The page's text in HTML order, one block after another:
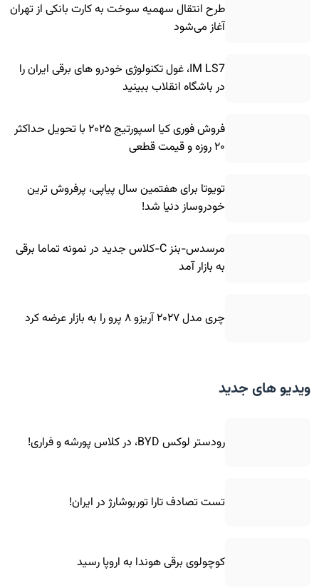
طرح انتقال سهمیه سوخت به کارت بانکی از تهران
آغاز می‌شود
IM LS7، غول تکنولوژی خودرو های برقی ایران را
در باشگاه انقلاب ببینید
فروش فوری کیا اسپورتیج ۲۰۲۵ با تحویل حداکثر
۲۰ روزه و قیمت قطعی
تویوتا برای هفتمین سال پیاپی، پرفروش ترین
خودروساز دنیا شد!
مرسدس-بنز C-کلاس جدید در نمونه تماما برقی
به بازار آمد
چری مدل ۲۰۲۷ آریزو ۸ پرو را به بازار عرضه کرد
ویدیو های جدید
رودستر لوکس BYD، در کلاس پورشه و فراری!
تست تصادف تارا توربوشارژ در ایران!
کوچولوی برقی هوندا به اروپا رسید